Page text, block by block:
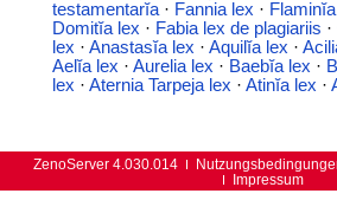
testamentarĭa· Fannia lex ·
Domitĭa lex · Fabia lex de plagiariis ·
lex · Anastasĭa lex · Aquilĭa lex ·
Aelĭa lex · Aurelia lex · Baebĭa lex ·
lex · Aternia Tarpeja lex · Atinĭa lex ·
ZenoServer 4.030.014
Impressum